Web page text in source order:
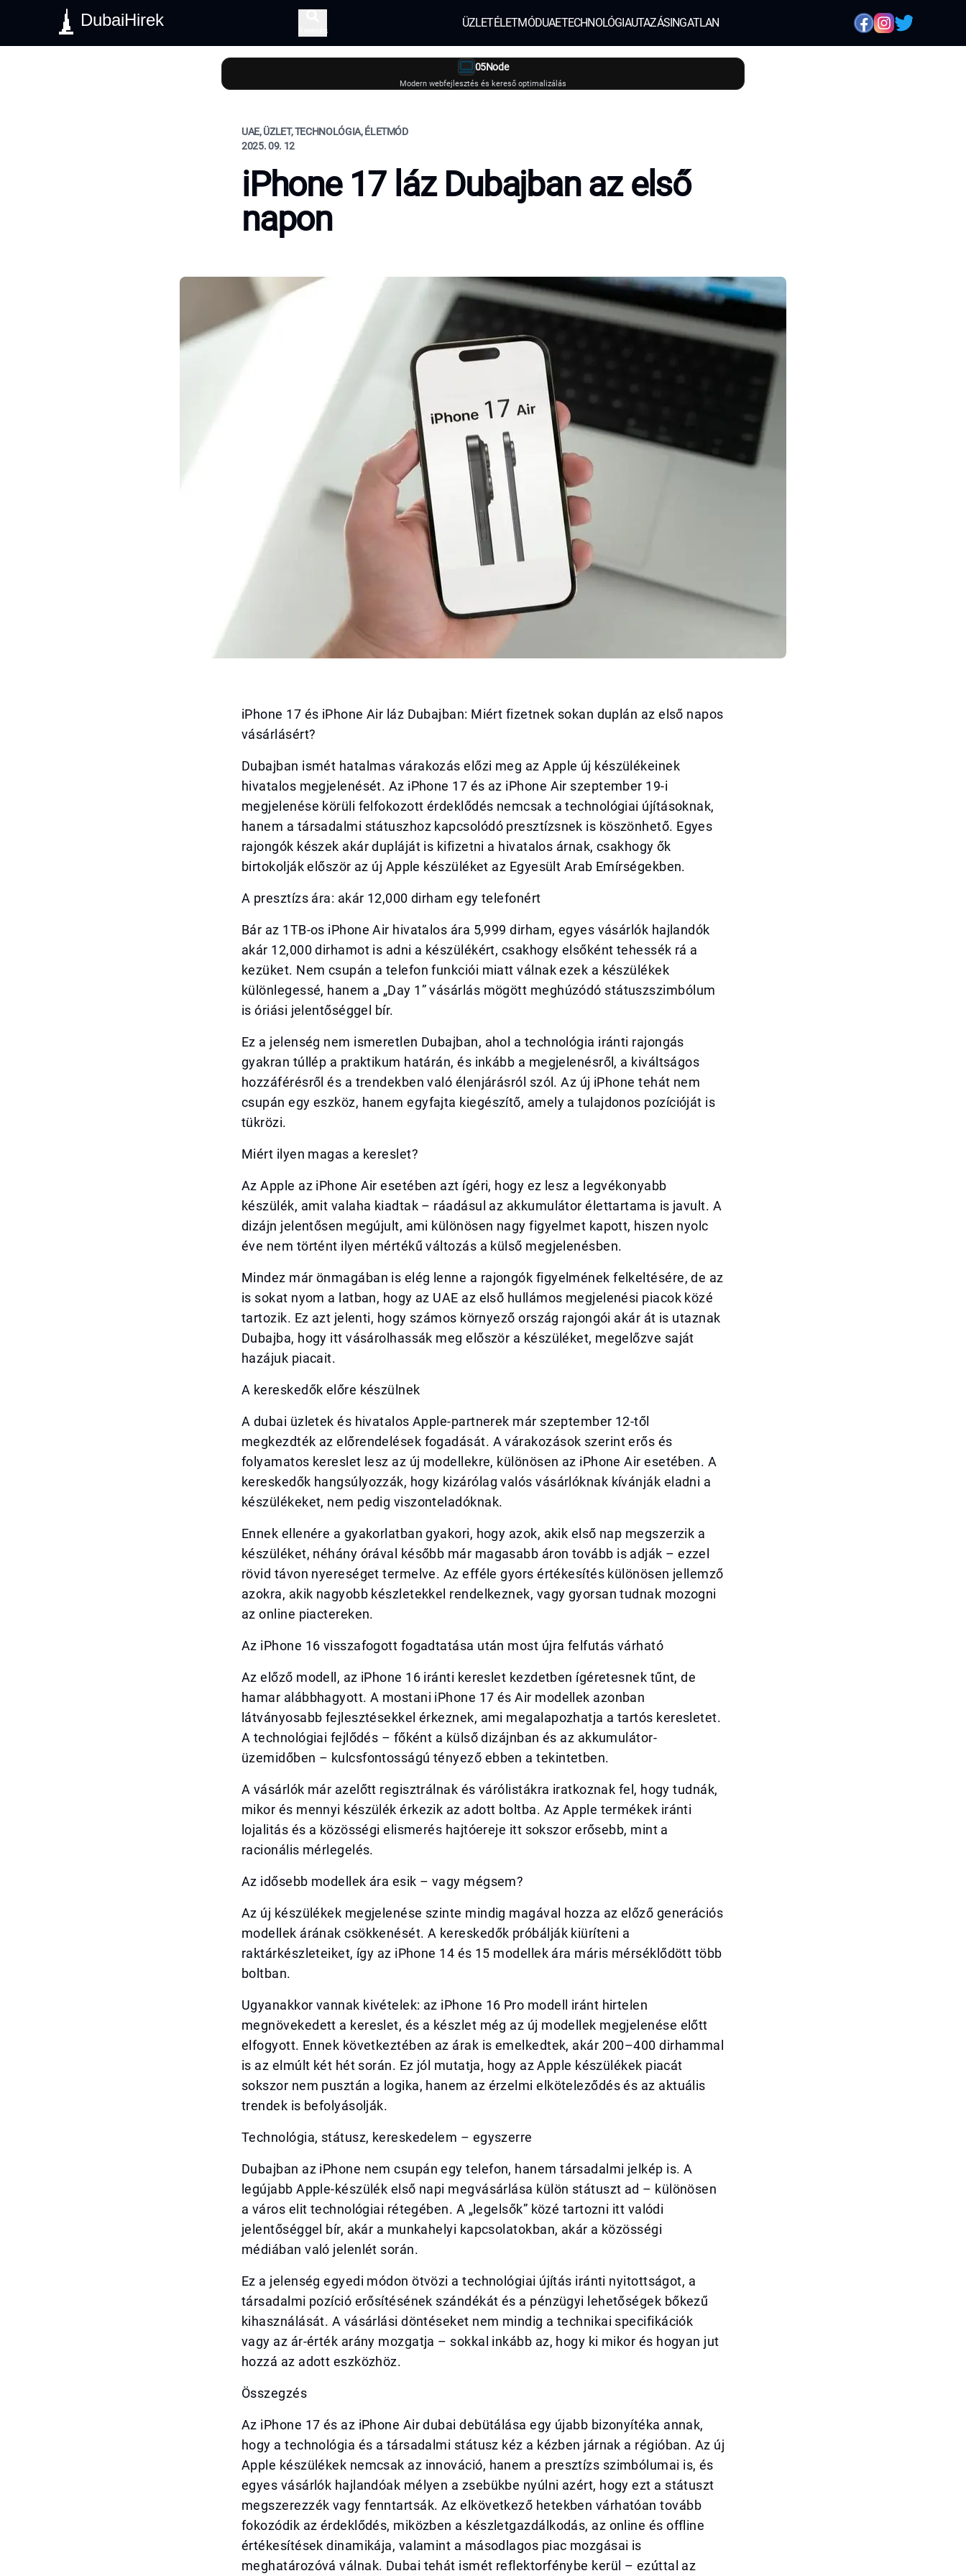
DubaiHirek
Keresés
ÜZLETÉLETMÓDUAETECHNOLÓGIAUTAZÁSINGATLAN
05Node
Modern webfejlesztés és kereső optimalizálás
UAE, ÜZLET, TECHNOLÓGIA, ÉLETMÓD
2025. 09. 12
iPhone 17 láz Dubajban az első
napon
iPhone 17 és iPhone Air láz Dubajban: Miért fizetnek sokan duplán az első napos
vásárlásért?
Dubajban ismét hatalmas várakozás előzi meg az Apple új készülékeinek
hivatalos megjelenését. Az iPhone 17 és az iPhone Air szeptember 19-i
megjelenése körüli felfokozott érdeklődés nemcsak a technológiai újításoknak,
hanem a társadalmi státuszhoz kapcsolódó presztízsnek is köszönhető. Egyes
rajongók készek akár dupláját is kifizetni a hivatalos árnak, csakhogy ők
birtokolják először az új Apple készüléket az Egyesült Arab Emírségekben.
A presztízs ára: akár 12,000 dirham egy telefonért
Bár az 1TB-os iPhone Air hivatalos ára 5,999 dirham, egyes vásárlók hajlandók
akár 12,000 dirhamot is adni a készülékért, csakhogy elsőként tehessék rá a
kezüket. Nem csupán a telefon funkciói miatt válnak ezek a készülékek
különlegessé, hanem a „Day 1” vásárlás mögött meghúzódó státuszszimbólum
is óriási jelentőséggel bír.
Ez a jelenség nem ismeretlen Dubajban, ahol a technológia iránti rajongás
gyakran túllép a praktikum határán, és inkább a megjelenésről, a kiváltságos
hozzáférésről és a trendekben való élenjárásról szól. Az új iPhone tehát nem
csupán egy eszköz, hanem egyfajta kiegészítő, amely a tulajdonos pozícióját is
tükrözi.
Miért ilyen magas a kereslet?
Az Apple az iPhone Air esetében azt ígéri, hogy ez lesz a legvékonyabb
készülék, amit valaha kiadtak – ráadásul az akkumulátor élettartama is javult. A
dizájn jelentősen megújult, ami különösen nagy figyelmet kapott, hiszen nyolc
éve nem történt ilyen mértékű változás a külső megjelenésben.
Mindez már önmagában is elég lenne a rajongók figyelmének felkeltésére, de az
is sokat nyom a latban, hogy az UAE az első hullámos megjelenési piacok közé
tartozik. Ez azt jelenti, hogy számos környező ország rajongói akár át is utaznak
Dubajba, hogy itt vásárolhassák meg először a készüléket, megelőzve saját
hazájuk piacait.
A kereskedők előre készülnek
A dubai üzletek és hivatalos Apple-partnerek már szeptember 12-től
megkezdték az előrendelések fogadását. A várakozások szerint erős és
folyamatos kereslet lesz az új modellekre, különösen az iPhone Air esetében. A
kereskedők hangsúlyozzák, hogy kizárólag valós vásárlóknak kívánják eladni a
készülékeket, nem pedig viszonteladóknak.
Ennek ellenére a gyakorlatban gyakori, hogy azok, akik első nap megszerzik a
készüléket, néhány órával később már magasabb áron tovább is adják – ezzel
rövid távon nyereséget termelve. Az efféle gyors értékesítés különösen jellemző
azokra, akik nagyobb készletekkel rendelkeznek, vagy gyorsan tudnak mozogni
az online piactereken.
Az iPhone 16 visszafogott fogadtatása után most újra felfutás várható
Az előző modell, az iPhone 16 iránti kereslet kezdetben ígéretesnek tűnt, de
hamar alábbhagyott. A mostani iPhone 17 és Air modellek azonban
látványosabb fejlesztésekkel érkeznek, ami megalapozhatja a tartós keresletet.
A technológiai fejlődés – főként a külső dizájnban és az akkumulátor-
üzemidőben – kulcsfontosságú tényező ebben a tekintetben.
A vásárlók már azelőtt regisztrálnak és várólistákra iratkoznak fel, hogy tudnák,
mikor és mennyi készülék érkezik az adott boltba. Az Apple termékek iránti
lojalitás és a közösségi elismerés hajtóereje itt sokszor erősebb, mint a
racionális mérlegelés.
Az idősebb modellek ára esik – vagy mégsem?
Az új készülékek megjelenése szinte mindig magával hozza az előző generációs
modellek árának csökkenését. A kereskedők próbálják kiüríteni a
raktárkészleteiket, így az iPhone 14 és 15 modellek ára máris mérséklődött több
boltban.
Ugyanakkor vannak kivételek: az iPhone 16 Pro modell iránt hirtelen
megnövekedett a kereslet, és a készlet még az új modellek megjelenése előtt
elfogyott. Ennek következtében az árak is emelkedtek, akár 200–400 dirhammal
is az elmúlt két hét során. Ez jól mutatja, hogy az Apple készülékek piacát
sokszor nem pusztán a logika, hanem az érzelmi elköteleződés és az aktuális
trendek is befolyásolják.
Technológia, státusz, kereskedelem – egyszerre
Dubajban az iPhone nem csupán egy telefon, hanem társadalmi jelkép is. A
legújabb Apple-készülék első napi megvásárlása külön státuszt ad – különösen
a város elit technológiai rétegében. A „legelsők” közé tartozni itt valódi
jelentőséggel bír, akár a munkahelyi kapcsolatokban, akár a közösségi
médiában való jelenlét során.
Ez a jelenség egyedi módon ötvözi a technológiai újítás iránti nyitottságot, a
társadalmi pozíció erősítésének szándékát és a pénzügyi lehetőségek bőkezű
kihasználását. A vásárlási döntéseket nem mindig a technikai specifikációk
vagy az ár-érték arány mozgatja – sokkal inkább az, hogy ki mikor és hogyan jut
hozzá az adott eszközhöz.
Összegzés
Az iPhone 17 és az iPhone Air dubai debütálása egy újabb bizonyítéka annak,
hogy a technológia és a társadalmi státusz kéz a kézben járnak a régióban. Az új
Apple készülékek nemcsak az innováció, hanem a presztízs szimbólumai is, és
egyes vásárlók hajlandóak mélyen a zsebükbe nyúlni azért, hogy ezt a státuszt
megszerezzék vagy fenntartsák. Az elkövetkező hetekben várhatóan tovább
fokozódik az érdeklődés, miközben a készletgazdálkodás, az online és offline
értékesítések dinamikája, valamint a másodlagos piac mozgásai is
meghatározóvá válnak. Dubai tehát ismét reflektorfénybe kerül – ezúttal az